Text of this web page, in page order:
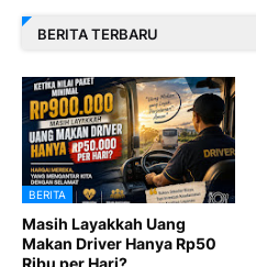
BERITA TERBARU
BERITA
Masih Layakkah Uang
Makan Driver Hanya Rp50